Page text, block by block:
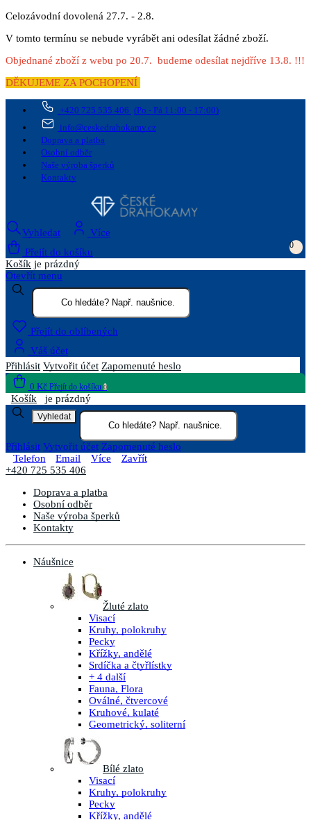
Celozávodní dovolená 27.7. - 2.8.
V tomto termínu se nebude vyrábět ani odesílat žádné zboží.
Objednané zboží z webu po 20.7. budeme odesílat nejdříve 13.8. !!!
DĚKUJEME ZA POCHOPENÍ
+420 725 535 406 (Po - Pá 11:00 - 17:00)
info@ceskedrahokamy.cz
Doprava a platba
Osobní odběr
Naše výroba šperků
Kontakty
Vyhledat
Více
Přejít do košíku
0
Košík je prázdný
Otevřít menu
Přejít do oblíbených
Váš účet
Přihlásit Vytvořit účet Zapomenuté heslo
0 Kč Přejít do košíku 0
Košík je prázdný
Vyhledat
Přihlásit Vytvořit účet Zapomenuté heslo
Telefon
Email Více
Zavřít
+420 725 535 406
Doprava a platba
Osobní odběr
Naše výroba šperků
Kontakty
Náušnice
Žluté zlato
Visací
Kruhy, polokruhy
Pecky
Křížky, andělé
Srdíčka a čtyřlístky
+ 4 další
Fauna, Flora
Oválné, čtvercové
Kruhové, kulaté
Geometrický, soliterní
Bílé zlato
Visací
Kruhy, polokruhy
Pecky
Křížky, andělé